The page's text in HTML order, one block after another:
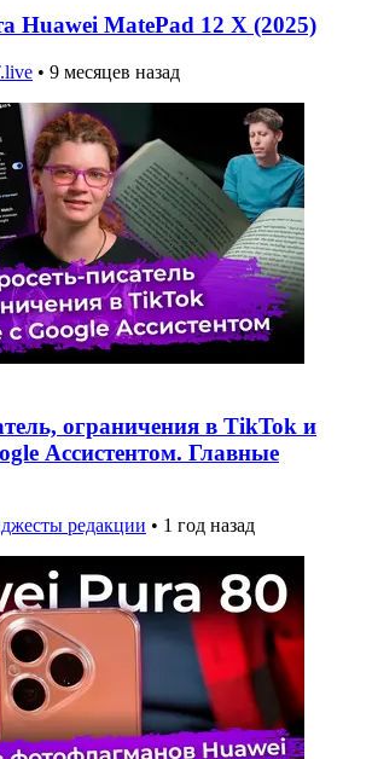
Huawei MatePad 12 X (2025)
• 9 месяцев назад
ограничения в TikTok и
Ассистентом. Главные
редакции • 1 год назад